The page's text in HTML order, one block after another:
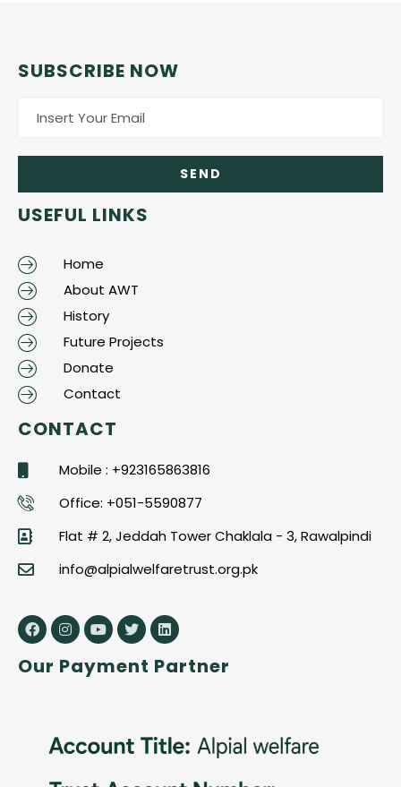
SUBSCRIBE NOW
USEFUL LINKS
Home
About AWT
History
Future Projects
Donate
Contact
CONTACT
Mobile : +923165863816
Office: +051-5590877
Flat # 2, Jeddah Tower Chaklala - 3, Rawalpindi
info@alpialwelfaretrust.org.pk
Our Payment Partner